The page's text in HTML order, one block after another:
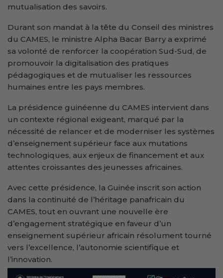
mutualisation des savoirs.
Durant son mandat à la tête du Conseil des ministres
du CAMES, le ministre Alpha Bacar Barry a exprimé
sa volonté de renforcer la coopération Sud-Sud, de
promouvoir la digitalisation des pratiques
pédagogiques et de mutualiser les ressources
humaines entre les pays membres.
La présidence guinéenne du CAMES intervient dans
un contexte régional exigeant, marqué par la
nécessité de relancer et de moderniser les systèmes
d’enseignement supérieur face aux mutations
technologiques, aux enjeux de financement et aux
attentes croissantes des jeunesses africaines.
Avec cette présidence, la Guinée inscrit son action
dans la continuité de l’héritage panafricain du
CAMES, tout en ouvrant une nouvelle ère
d’engagement stratégique en faveur d’un
enseignement supérieur africain résolument tourné
vers l’excellence, l’autonomie scientifique et
l’innovation.